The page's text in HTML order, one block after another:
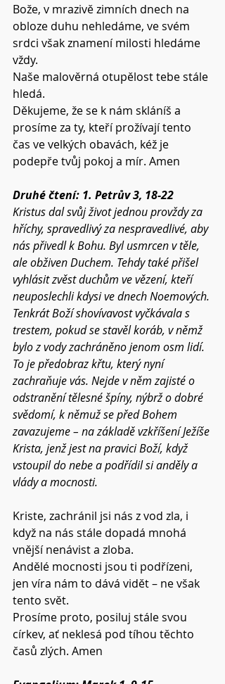
Bože, v mrazivě zimních dnech na
obloze duhu nehledáme, ve svém
srdci však znamení milosti hledáme
vždy.
Naše malověrná otupělost tebe stále
hledá.
Děkujeme, že se k nám skláníš a
prosíme za ty, kteří prožívají tento
čas ve velkých obavách, kéž je
podepře tvůj pokoj a mír. Amen
Druhé čtení: 1. Petrův 3, 18-22
Kristus dal svůj život jednou provždy za
hříchy, spravedlivý za nespravedlivé, aby
nás přivedl k Bohu. Byl usmrcen v těle,
ale obživen Duchem. Tehdy také přišel
vyhlásit zvěst duchům ve vězení, kteří
neuposlechli kdysi ve dnech Noemových.
Tenkrát Boží shovívavost vyčkávala s
trestem, pokud se stavěl koráb, v němž
bylo z vody zachráněno jenom osm lidí.
To je předobraz křtu, který nyní
zachraňuje vás. Nejde v něm zajisté o
odstranění tělesné špíny, nýbrž o dobré
svědomí, k němuž se před Bohem
zavazujeme – na základě vzkříšení Ježíše
Krista, jenž jest na pravici Boží, když
vstoupil do nebe a podřídil si anděly a
vlády a mocnosti.
Kriste, zachránil jsi nás z vod zla, i
když na nás stále dopadá mnohá
vnější nenávist a zloba.
Andělé mocnosti jsou ti podřízeni,
jen víra nám to dává vidět – ne však
tento svět.
Prosíme proto, posiluj stále svou
církev, ať neklesá pod tíhou těchto
časů zlých. Amen